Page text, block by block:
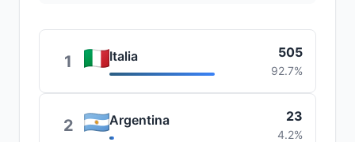
1 Italia 505
92.7%
2 Argentina 23
4.2%